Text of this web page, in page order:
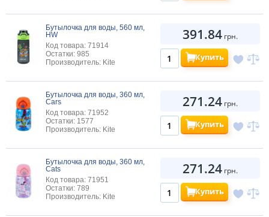
Бутылочка для воды, 560 мл,
HW
Код товара: 71914
Остатки: 985
Производитель: Kite
391.84 грн.
Купить
Бутылочка для воды, 360 мл,
Cars
Код товара: 71952
Остатки: 1577
Производитель: Kite
271.24 грн.
Купить
Бутылочка для воды, 360 мл,
Cats
Код товара: 71951
Остатки: 789
Производитель: Kite
271.24 грн.
Купить